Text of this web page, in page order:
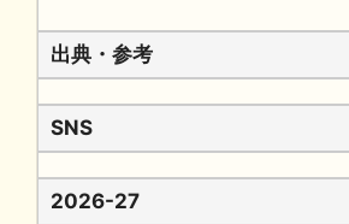
出典・参考
SNS
2026-27